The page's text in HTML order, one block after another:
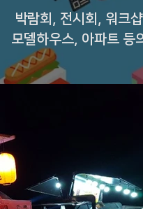
박람회, 전시회, 워크
모델하우스, 아파트 등